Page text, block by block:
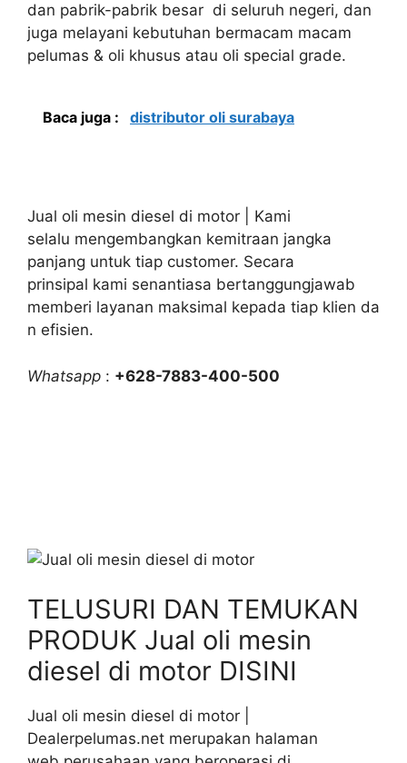
dan pabrik-pabrik besar di seluruh negeri, dan
juga melayani kebutuhan bermacam macam
pelumas & oli khusus atau oli special grade.
Baca juga : distributor oli surabaya
Jual oli mesin diesel di motor | Kami
selalu mengembangkan kemitraan jangka
panjang untuk tiap customer. Secara
prinsipal kami senantiasa bertanggungjawab
memberi layanan maksimal kepada tiap klien da
n efisien.
Whatsapp : +628-7883-400-500
TELUSURI DAN TEMUKAN
PRODUK Jual oli mesin
diesel di motor DISINI
Jual oli mesin diesel di motor |
Dealerpelumas.net merupakan halaman